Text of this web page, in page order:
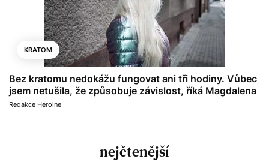
KRATOM
Bez kratomu nedokážu fungovat ani tři hodiny. Vůbec
jsem netušila, že způsobuje závislost, říká Magdalena
Redakce Heroine
nejčtenější